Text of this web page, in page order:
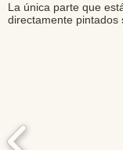
La única parte que
directamente pintados